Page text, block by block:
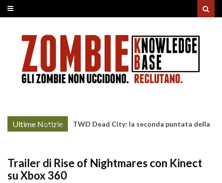
Ultime Notizie
More »
TWD Dead City: la seconda puntata della
Trailer di Rise of Nightmares con Kinect
su Xbox 360